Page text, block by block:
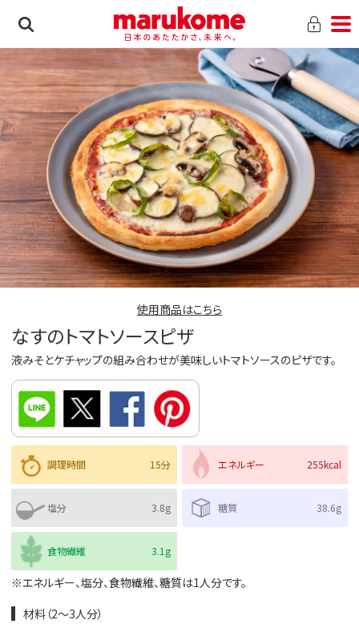
使用商品はこちら
なすのトマトソースピザ
液みそとケチャップの組み合わせが美味しいトマトソースのピザです。
調理時間 15分 エネルギー 255kcal
塩分 3.8g 糖質 38.6g
食物繊維 3.1g
※エネルギー、塩分、食物繊維、糖質は1人分です。
材料（2〜3人分）